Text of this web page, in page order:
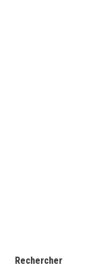
Rechercher